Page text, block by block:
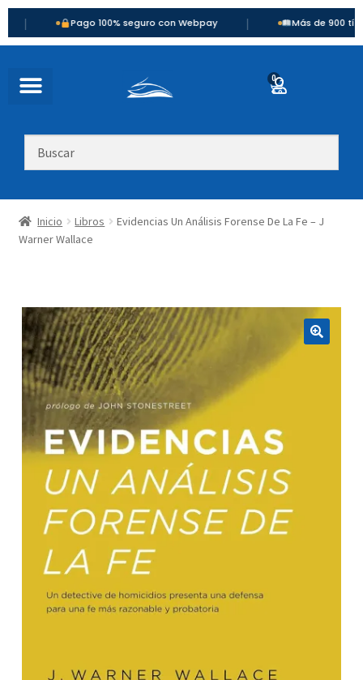
Pago 100% seguro con Webpay | Más de 900 títulos
0
Inicio Libros
Evidencias Un Análisis Forense De La Fe – J
Warner Wallace